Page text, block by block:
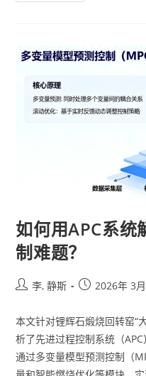
如何用APC系统
制难题？
李, 静斯 2026年 3
本文针对锂辉石煅烧回转窑“
析了先进过程控制系统（
通过多变量模型预测控制（